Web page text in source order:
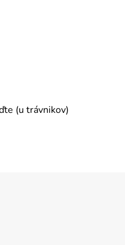
(u trávnikov)